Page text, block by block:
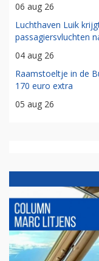
06 aug 26
Luchthaven Luik
passagiersvluchten
04 aug 26
Raamstoeltje in de
170 euro extra
05 aug 26